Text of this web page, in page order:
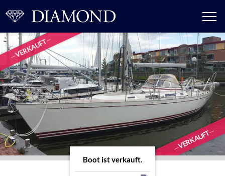
VERKAUFT
VERKAUFT
Boot ist verkauft.